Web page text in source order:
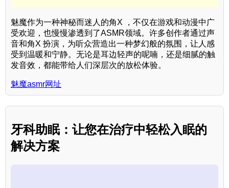
魅魔作为一种神秘而迷人的角X ，不仅在游戏和动漫中广
受欢迎，也慢慢渗透到了ASMR领域。许多创作者通过声
音和角X 扮演，为听众营造出一种梦幻般的氛围，让人感
受到温暖和宁静。无论是耳边轻声的呢喃，还是细腻的触
发音效，都能带给人们深层次的放松体验。
魅魔asmr网址
牙科助眠：让您在治疗中轻松入眠的
解决方案